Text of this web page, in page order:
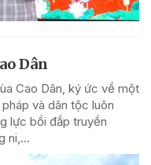
Dân
Cao Dân, ký ức về một
và dân tộc luôn
lực bồi đắp truyền
ni,...